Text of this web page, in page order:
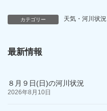
カテゴリー 天気・河川状況
最新情報
８月９日(日)の河川状況
2026年8月10日